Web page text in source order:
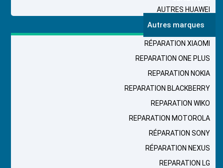
AUTRES HUAWEI
Autres marques
RÉPARATION XIAOMI
REPARATION ONE PLUS
REPARATION NOKIA
REPARATION BLACKBERRY
REPARATION WIKO
REPARATION MOTOROLA
RÉPARATION SONY
RÉPARATION NEXUS
REPARATION LG